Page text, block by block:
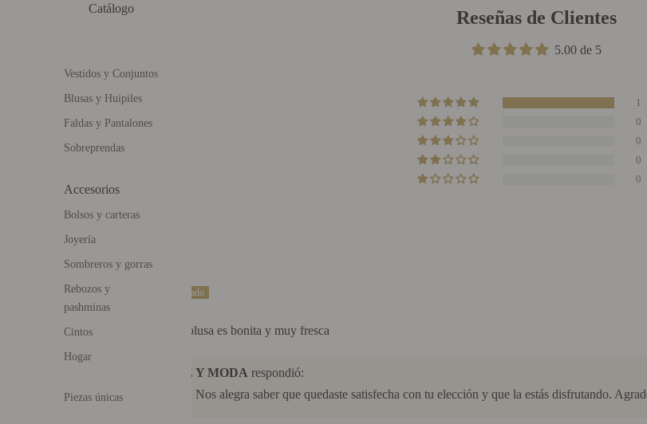
Catálogo
Vestidos y Conjuntos
Blusas y Huipiles
Faldas y Pantalones
Sobreprendas
Accesorios
Bolsos y carteras
Joyería
Sombreros y gorras
Rebozos y
pashminas
Cintos
Hogar
Piezas únicas
Reseñas de Clientes
5.00 de 5
Basado en 1 reseña
1
0
0
0
0
Anónimo
Estoy satisfecha con la blusa es bonita y muy fresca
MÉXICO ARTE Y MODA respondió:
Gracias por tu reseña. Nos alegra saber que quedaste satisfecha con tu elección y que la estás disfrutando.